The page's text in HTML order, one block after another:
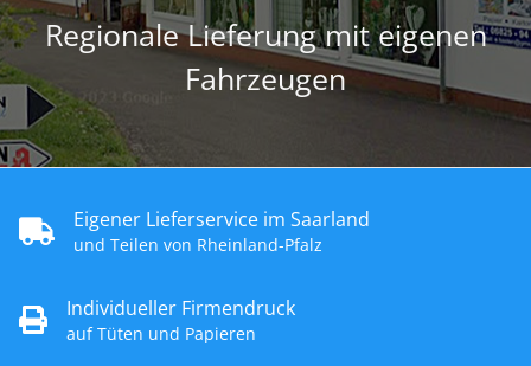
Regionale Lieferung mit eigenen
Fahrzeugen
Eigener Lieferservice im Saarland
und Teilen von Rheinland-Pfalz
Individueller Firmendruck
auf Tüten und Papieren